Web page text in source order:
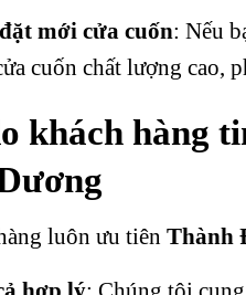
mới cửa cuốn: Nếu
cuốn chất lượng cao,
khách hàng
luôn ưu tiên Thành
hợp lý: Chúng tôi